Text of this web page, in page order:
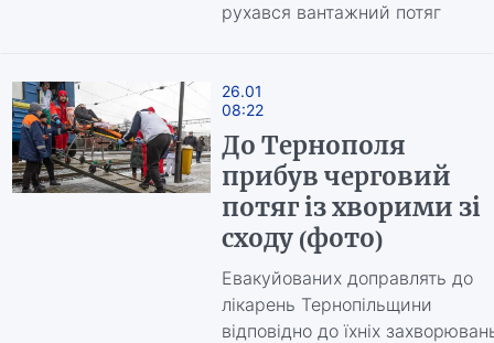
рухався вантажний потяг
26.01
08:22
До Тернополя
прибув черговий
потяг із хворими зі
сходу (фото)
Евакуйованих доправлять до
лікарень Тернопільщини
відповідно до їхніх